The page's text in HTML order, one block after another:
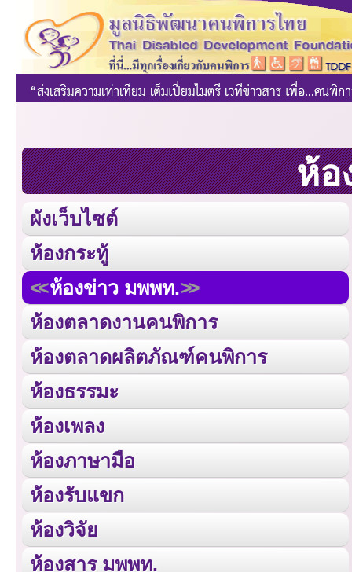
ห้อ
ผังเว็บไซต์
ห้องกระทู้
ห้องข่าว มพพท.
ห้องตลาดงานคนพิการ
ห้องตลาดผลิตภัณฑ์คนพิการ
ห้องธรรมะ
ห้องเพลง
ห้องภาษามือ
ห้องรับแขก
ห้องวิจัย
ห้องสาร มพพท.